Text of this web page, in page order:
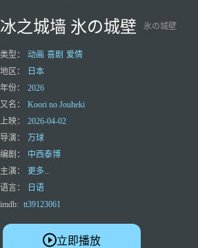
冰之城墙 氷の城壁 氷の城壁
类型： 动画 喜剧 爱情
地区：
日本
年份：
2026
又名：
Koori no Jouheki
上映：
2026-04-02
导演：
万球
编剧：
中西泰博
主演：
更多...
语言：
日语
imdb: tt39123061
立即播放